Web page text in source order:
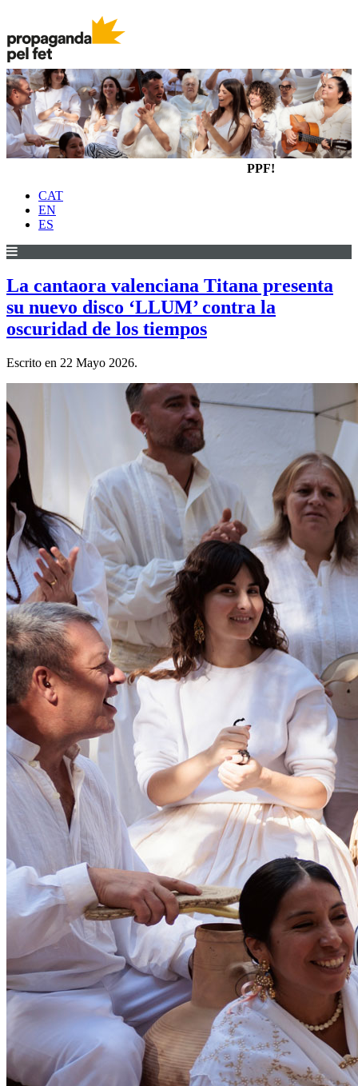
PPF!
CAT
EN
ES
La cantaora valenciana Titana presenta
su nuevo disco ‘LLUM’ contra la
oscuridad de los tiempos
Escrito en 22 Mayo 2026.